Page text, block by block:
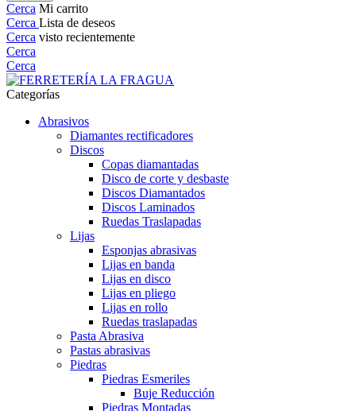
Cerca Mi carrito
Cerca Lista de deseos
Cerca visto recientemente
Cerca
Cerca
Categorías
Abrasivos
Diamantes rectificadores
Discos
Copas diamantadas
Disco de corte y desbaste
Discos Diamantados
Discos Laminados
Ruedas Traslapadas
Lijas
Esponjas abrasivas
Lijas en banda
Lijas en disco
Lijas en pliego
Lijas en rollo
Ruedas traslapadas
Pasta Abrasiva
Pastas abrasivas
Piedras
Piedras Esmeriles
Buje Reducción
Piedras Montadas